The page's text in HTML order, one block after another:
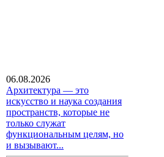
06.08.2026
Архитектура — это
искусство и наука создания
пространств, которые не
только служат
функциональным целям, но
и вызывают...